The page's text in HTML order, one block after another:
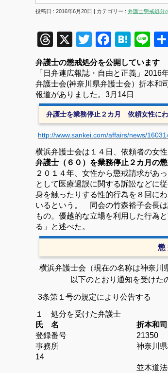
投稿日 : 2016年6月20日 | カテゴリー : 弁護士懲戒処分
Threads
X Twitter
弁護士の懲戒処分を公開しています
「日弁連広報誌・自由と正義」 2016
弁護士会(神奈川県弁護士会）折本和司
報道がありました。3月14日
弁護士を業務停止２カ月 依頼女性に
http://www.sankei.com/affairs/news/
横浜弁護士会は１４日、依頼者の女
弁護士（６０）を業務停止２カ月の懲
２０１４年、女性から懲戒請求があ
として医療過誤に関する訴訟などに
身を触ったりする性的行為を８回に
いるという。
同会の竹森裕子会長は
もの。優越的な立場を利用した行為
る」と述べた。
懲
横浜弁護士会（現在の名称は神奈川
以下のとおり通知を受けた
3条第１号の規定により公告する
１ 処分を受けた弁護士
氏 名 折本和司
登録番号 21350
事務所 神奈川県横浜市
14
並木道法律事